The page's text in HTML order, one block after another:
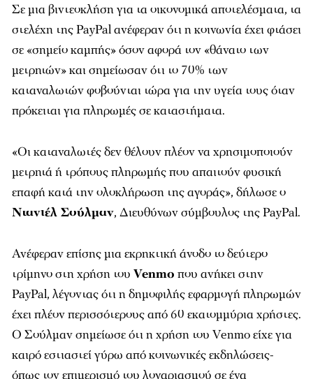
Σε μια βιντεοκλήση για τα οικονομικά αποτελέσματα, τα
στελέχη της PayPal ανέφεραν ότι η κοινωνία έχει φτάσει
σε «σημείο καμπής» όσον αφορά τον «θάνατο των
μετρητών» και σημείωσαν ότι το 70% των
καταναλωτών φοβούνται τώρα για την υγεία τους όταν
πρόκειται για πληρωμές σε καταστήματα.
«Οι καταναλωτές δεν θέλουν πλέον να χρησιμοποιούν
μετρητά ή τρόπους πληρωμής που απαιτούν φυσική
επαφή κατά την ολοκλήρωση της αγοράς», δήλωσε ο
Ντανιέλ Σούλμαν, Διευθύνων σύμβουλος της PayPal.
Ανέφεραν επίσης μια εκρηκτική άνοδο το δεύτερο
τρίμηνο στη χρήση του Venmo που ανήκει στην
PayPal, λέγοντας ότι η δημοφιλής εφαρμογή πληρωμών
έχει πλέον περισσότερους από 60 εκατομμύρια χρήστες.
Ο Σούλμαν σημείωσε ότι η χρήση του Venmo είχε για
καιρό εστιαστεί γύρω από κοινωνικές εκδηλώσεις-
όπως τον επιμερισμό του λογαριασμού σε ένα